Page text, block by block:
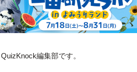
編集部です。